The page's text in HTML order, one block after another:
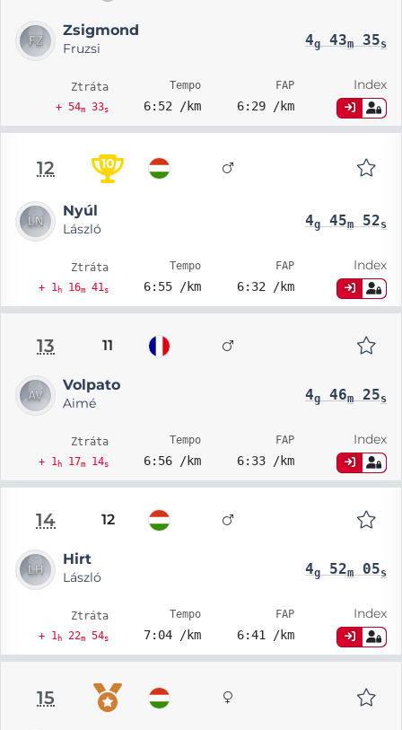
Zsigmond
Fruzsi 4g43m35s
Ztráta
+ 54m33s
Tempo
6:52 /km
FAP
6:29 /km
Index
12 10
Nyúl
László 4g45m52s
Ztráta
+ 1h16m41s
Tempo
6:55 /km
FAP
6:32 /km
Index
13 11
Volpato
Aimé 4g46m25s
Ztráta
+ 1h17m14s
Tempo
6:56 /km
FAP
6:33 /km
Index
14 12
Hirt
László 4g52m05s
Ztráta
+ 1h22m54s
Tempo
7:04 /km
FAP
6:41 /km
Index
15